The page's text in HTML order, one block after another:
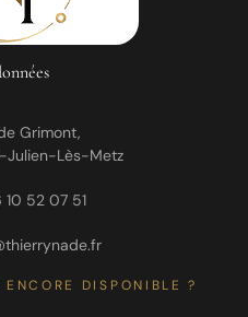
Grimont,
Julien-Lès-Metz
10 52 07 51
DISPONIBLE ?